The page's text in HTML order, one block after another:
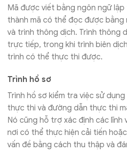
Mã được viết bằng ngôn ngữ
thành mã có thể đọc được bằng
và trình thông dịch. Trình thông
trực tiếp, trong khi trình biên
trình có thể thực thi được.
Trình hồ sơ
Trình hồ sơ kiểm tra việc sử
thực thi và đường dẫn thực thi
Nó cũng hỗ trợ xác định các lĩnh
nơi có thể thực hiện cải tiến
vấn đề bằng cách thu thập và